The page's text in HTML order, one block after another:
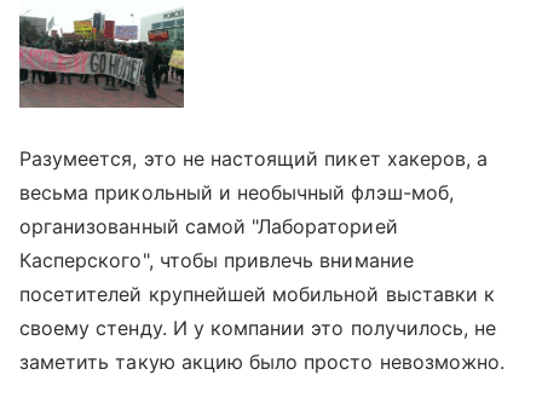
Разумеется, это не настоящий пикет хакеров, а
весьма прикольный и необычный флэш-моб,
организованный самой "Лабораторией
Касперского", чтобы привлечь внимание
посетителей крупнейшей мобильной выставки к
своему стенду. И у компании это получилось, не
заметить такую акцию было просто невозможно.